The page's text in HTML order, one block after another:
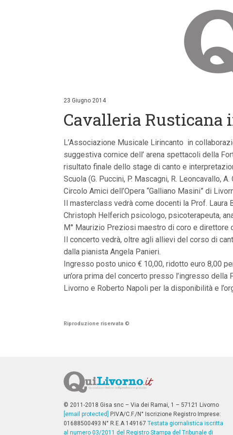
i
i
c
n
t
e
n
t
i
r
i
c
i
a
l
V
M
n
c
p
a
l
23 Giugno 2014
Cavalleria Rusticana
L’Associazione Musicale Lirincanto in
suggestiva cornice dell’ arena spettacoli della
risultato finale dello stage di canto e
Scuola (G. Puccini, P. Mascagni, R. Leoncavallo,
Circolo Amici dell’Opera “Galliano Masini” di
Il masterclass vedrà come docenti la Prof. Laura
Christoph Helferich psicologo, psicoterapeuta,
M° Maurizio Preziosi maestro di coro e direttore
Il concerto vedrà, oltre agli allievi del corso di
dalla pianista Angela Panieri.
Ingresso posto unico € 10,00, ridotto euro 8,00
un’ora prima del concerto presso l’ingresso
Livorno e Roberto Napoli per la disponibilità e
Riproduzione riservata ©
© 2011-2018 Gisa snc – Via dei Ramai, 1 – 57121 Livorno
[email protected]
P.IVA/C.F./N° Iscrizione Registro Imprese:
01688500493 N° R.E.A 149167Testata giornalistica iscritta
al numero 03/2011 del Registro Stampa del Tribunale di